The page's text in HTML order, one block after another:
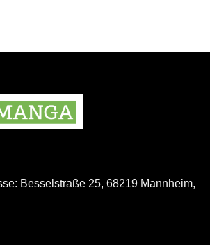
Besselstraße 25, 68219 Mannheim,